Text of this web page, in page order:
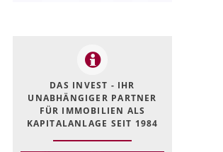
DAS INVEST - IHR
UNABHÄNGIGER PARTNER
FÜR IMMOBILIEN ALS
KAPITALANLAGE SEIT 1984